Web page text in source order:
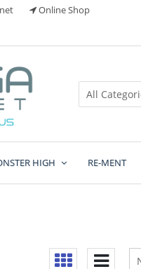
Online Shop
HIGH RE-MENT